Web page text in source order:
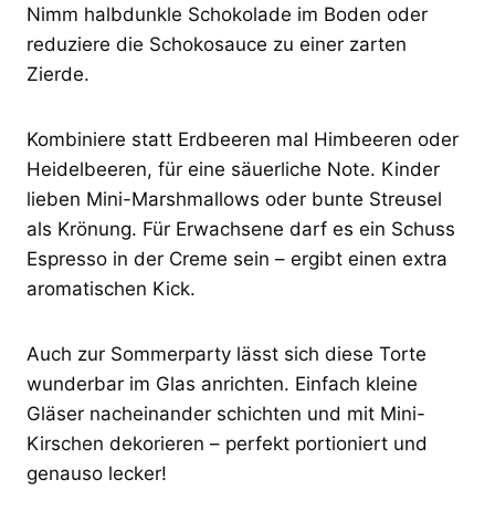
Nimm halbdunkle Schokolade im Boden oder
reduziere die Schokosauce zu einer zarten
Zierde.
Kombiniere statt Erdbeeren mal Himbeeren oder
Heidelbeeren, für eine säuerliche Note. Kinder
lieben Mini-Marshmallows oder bunte Streusel
als Krönung. Für Erwachsene darf es ein Schuss
Espresso in der Creme sein – ergibt einen extra
aromatischen Kick.
Auch zur Sommerparty lässt sich diese Torte
wunderbar im Glas anrichten. Einfach kleine
Gläser nacheinander schichten und mit Mini-
Kirschen dekorieren – perfekt portioniert und
genauso lecker!